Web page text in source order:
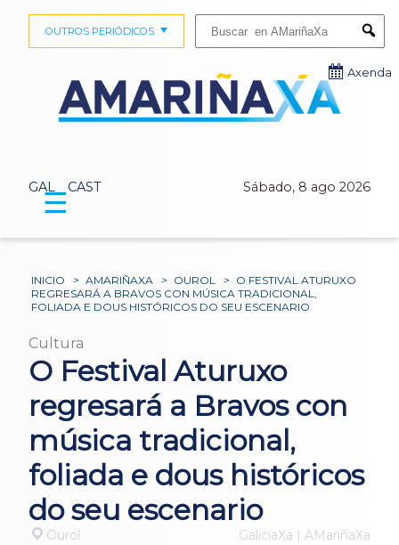
GAL CAST Sábado, 8 ago 2026
OUTROS PERIÓDICOS
Axenda
☰
INICIO > AMARIÑAXA > OUROL > O FESTIVAL ATURUXO
REGRESARÁ A BRAVOS CON MÚSICA TRADICIONAL,
FOLIADA E DOUS HISTÓRICOS DO SEU ESCENARIO
Cultura
O Festival Aturuxo
regresará a Bravos con
música tradicional,
foliada e dous históricos
do seu escenario
Ourol GaliciaXa | AMariñaXa